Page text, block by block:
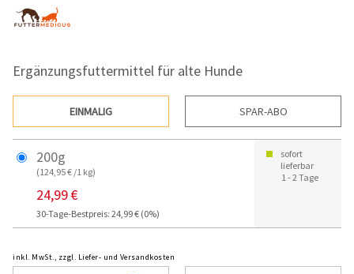
Ergänzungsfuttermittel für alte Hunde
EINMALIG SPAR-ABO
200g
(124,95 € /1 kg)
24,99 €
30-Tage-Bestpreis: 24,99 € (0%)
sofort
lieferbar
1 - 2 Tage
inkl. MwSt., zzgl. Liefer- und Versandkosten